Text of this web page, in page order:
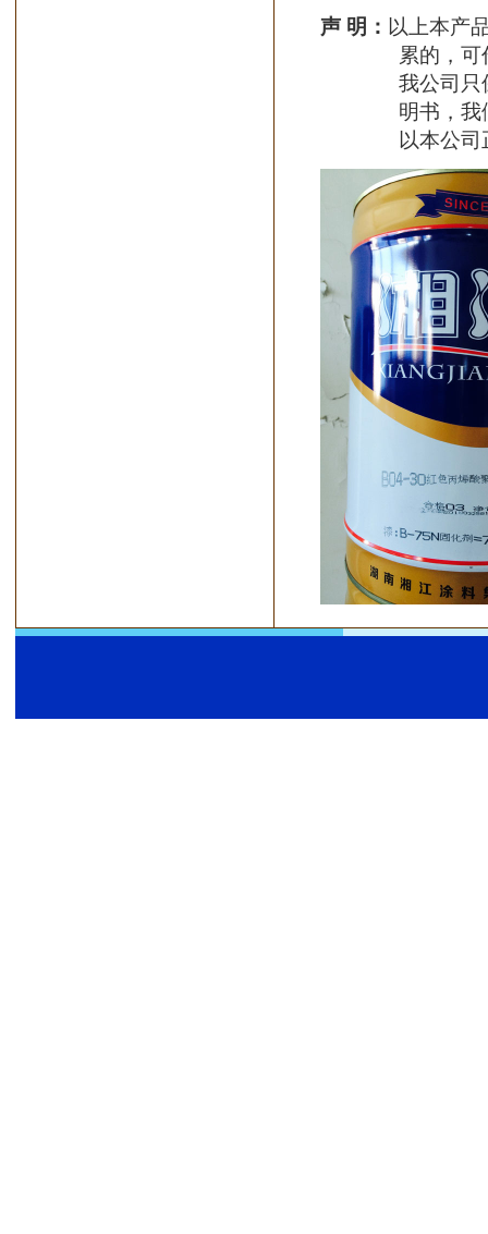
声 明 ： 以上本产
累的，
我公司只
明书，我
以本公